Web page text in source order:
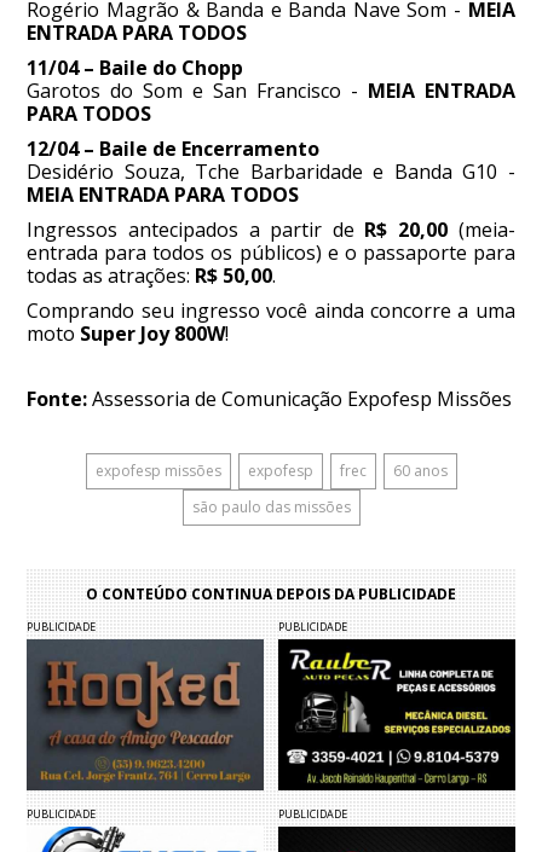
Rogério Magrão & Banda e Banda Nave Som - MEIA
ENTRADA PARA TODOS
11/04 – Baile do Chopp
Garotos do Som e San Francisco - MEIA ENTRADA
PARA TODOS
12/04 – Baile de Encerramento
Desidério Souza, Tche Barbaridade e Banda G10 -
MEIA ENTRADA PARA TODOS
Ingressos antecipados a partir de R$ 20,00 (meia-
entrada para todos os públicos) e o passaporte para
todas as atrações: R$ 50,00.
Comprando seu ingresso você ainda concorre a uma
moto Super Joy 800W!
Fonte:Assessoria de Comunicação Expofesp Missões
expofesp missões expofesp frec
60 anos
são paulo das missões
O CONTEÚDO CONTINUA DEPOIS DA PUBLICIDADE
PUBLICIDADE PUBLICIDADE
PUBLICIDADE PUBLICIDADE